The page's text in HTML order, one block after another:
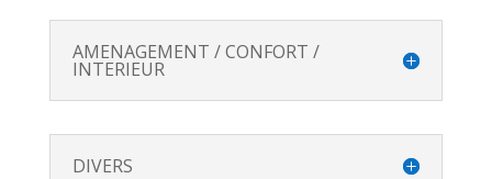
AMENAGEMENT / CONFORT /
INTERIEUR
DIVERS